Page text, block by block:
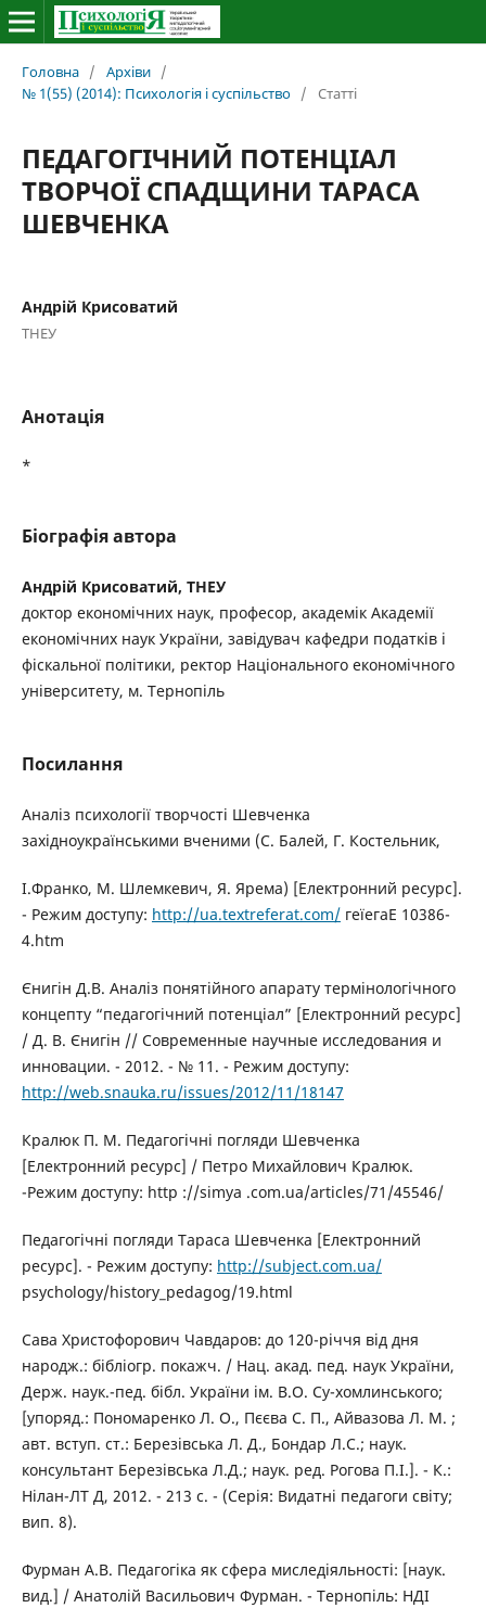
Головна / Архіви /
№ 1(55) (2014): Психологія і суспільство / Статті
ПЕДАГОГІЧНИЙ ПОТЕНЦІАЛ
ТВОРЧОЇ СПАДЩИНИ ТАРАСА
ШЕВЧЕНКА
Андрій Крисоватий
ТНЕУ
Анотація
*
Біографія автора
Андрій Крисоватий, ТНЕУ
доктор економічних наук, професор, академік Академії
економічних наук України, завідувач кафедри податків і
фіскальної політики, ректор Національного економічного
університету, м. Тернопіль
Посилання
Аналіз психології творчості Шевченка
західноукраїнськими вченими (С. Балей, Г. Костельник,
І.Франко, М. Шлемкевич, Я. Ярема) [Електронний ресурс].
- Режим доступу: http://ua.textreferat.com/геїегаЕ 10386-
4.htm
Єнигін Д.В. Аналіз понятійного апарату термінологічного
концепту “педагогічний потенціал” [Електронний ресурс]
/ Д. В. Єнигін // Современные научные исследования и
инновации. - 2012. - № 11. - Режим доступу:
http://web.snauka.ru/issues/2012/11/18147
Кралюк П. М. Педагогічні погляди Шевченка
[Електронний ресурс] / Петро Михайлович Кралюк.
-Режим доступу: http ://simya .com.ua/articles/71/45546/
Педагогічні погляди Тараса Шевченка [Електронний
ресурс]. - Режим доступу: http://subject.com.ua/
psychology/history_pedagog/19.html
Сава Христофорович Чавдаров: до 120-річчя від дня
народж.: бібліогр. покажч. / Нац. акад. пед. наук України,
Держ. наук.-пед. бібл. України ім. В.О. Су-хомлинського;
[упоряд.: Пономаренко Л. О., Пєєва С. П., Айвазова Л. М. ;
авт. вступ. ст.: Березівська Л. Д., Бондар Л.С.; наук.
консультант Березівська Л.Д.; наук. ред. Рогова П.І.]. - К.:
Нілан-ЛТ Д, 2012. - 213 с. - (Серія: Видатні педагоги світу;
вип. 8).
Фурман А.В. Педагогіка як сфера миследіяльності: [наук.
вид.] / Анатолій Васильович Фурман. - Тернопіль: НДІ